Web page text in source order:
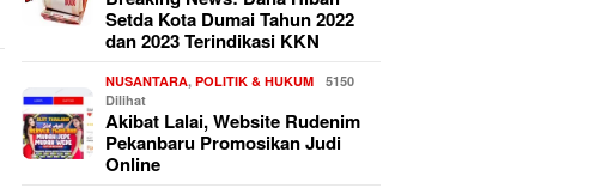
Setda Kota Dumai Tahun 2022
dan 2023 Terindikasi KKN
NUSANTARA,POLITIK & HUKUM
5150
Dilihat
Akibat Lalai, Website Rudenim
Pekanbaru Promosikan Judi
Online